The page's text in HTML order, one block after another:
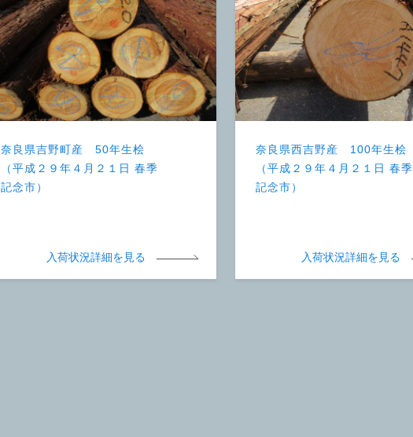
奈良県吉野町産 50年生桧
（平成２９年４月２１日 春季
記念市）
入荷状況詳細を見る
奈良県西吉野産 100年生桧
（平成２９年４月２１日 春季
記念市）
入荷状況詳細を見る